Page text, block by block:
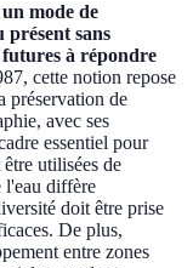
un mode de
présent sans
à répondre
cette notion repose
préservation de
avec ses
essentiel pour
utilisées de
l'eau diffère
doit être prise
De plus,
entre zones